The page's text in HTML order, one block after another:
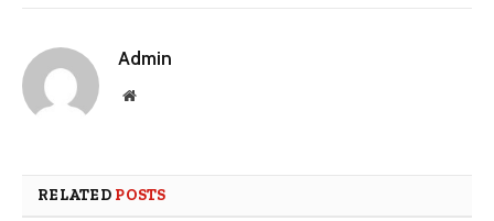
Admin
Website
RELATED POSTS